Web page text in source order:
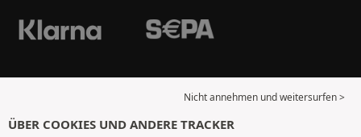
Nicht annehmen und weitersurfen >
ÜBER COOKIES UND ANDERE TRACKER